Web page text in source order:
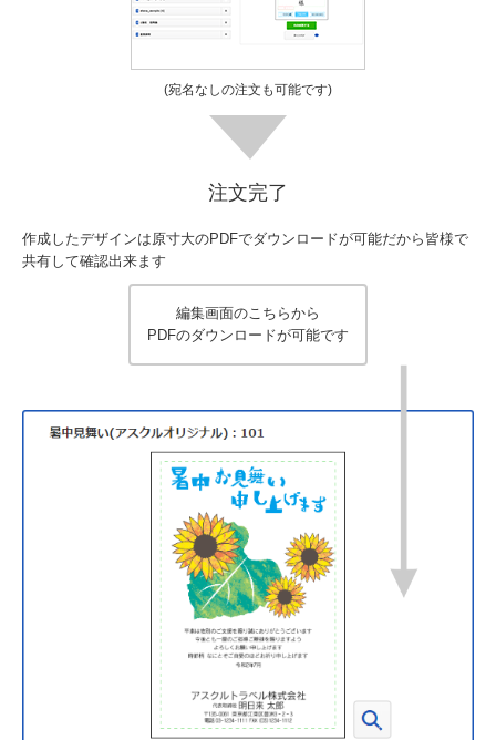
(宛名なしの注文も可能です)
注文完了
作成したデザインは原寸大のPDFでダウンロードが可能だから皆様で
共有して確認出来ます
編集画面のこちらから
PDFのダウンロードが可能です